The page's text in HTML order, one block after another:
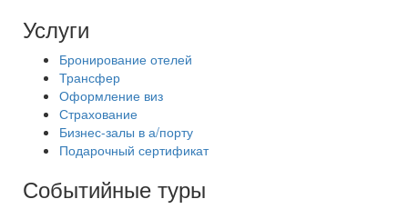
Услуги
Бронирование отелей
Трансфер
Оформление виз
Страхование
Бизнес-залы в а/порту
Подарочный сертификат
Событийные туры